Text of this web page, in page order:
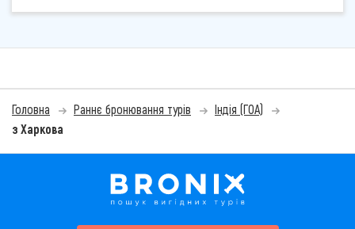
Головна Раннє бронювання турів
Індія (ГОА)
з Харкова